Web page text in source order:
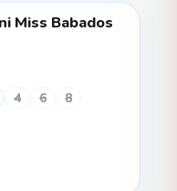
Miss Babados
4 6 8